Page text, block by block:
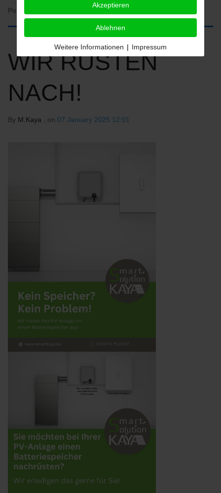
Posted in:
WIR RÜSTEN
NACH!
By M.Kaya , on 07 January 2025 12:01
Akzeptieren
Ablehnen
Weitere Informationen | Impressum